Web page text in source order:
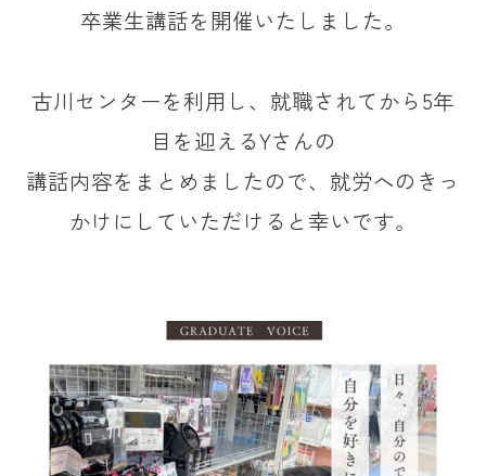
卒業生講話を開催いたしました。
古川センターを利用し、就職されてから5年
目を迎えるYさんの
講話内容をまとめましたので、就労へのきっ
かけにしていただけると幸いです。